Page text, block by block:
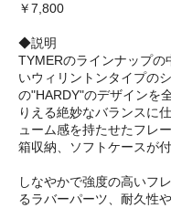
￥7,800
◆説明
TYMERのラインナップの
いウィリントンタイプの
の"HARDY"のデザインを
りえる絶妙なバランスに
ューム感を持たせたフレー
箱収納、ソフトケースが
しなやかで強度の高いフ
るラバーパーツ、耐久性